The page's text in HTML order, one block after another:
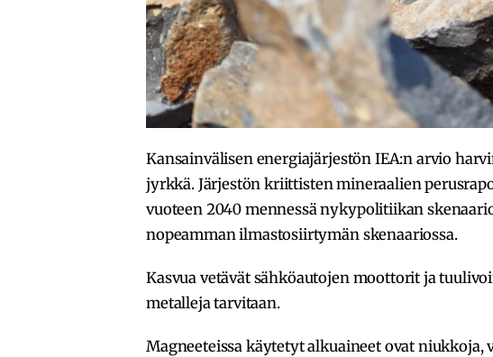
Kansainvälisen energiajärjestön IEA:n arvio
jyrkkä. Järjestön kriittisten mineraalien
vuoteen 2040 mennessä nykypolitiikan
nopeamman ilmastosiirtymän skenaariossa.
Kasvua vetävät sähköautojen moottorit ja
metalleja tarvitaan.
Magneeteissa käytetyt alkuaineet ovat niukkoja,